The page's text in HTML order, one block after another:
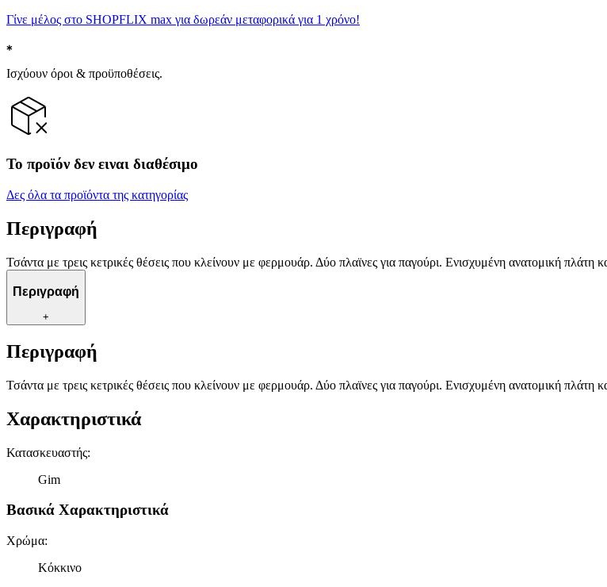
Γίνε μέλος στο SHOPFLIX max για δωρεάν μεταφορικά για 1 χρόνο!
Ισχύουν όροι & προϋποθέσεις.
Το προϊόν δεν ειναι διαθέσιμο
Δες όλα τα προϊόντα της κατηγορίας
Περιγραφή
Τσάντα με τρεις κετρικές θέσεις που κλείνουν με φερμουάρ. Δύο πλαϊνες για παγούρι. Ενισχυμένη ανατομική πλάτη
Περιγραφή
+
Περιγραφή
Τσάντα με τρεις κετρικές θέσεις που κλείνουν με φερμουάρ. Δύο πλαϊνες για παγούρι. Ενισχυμένη ανατομική πλάτη
Χαρακτηριστικά
Κατασκευαστής:
Gim
Βασικά Χαρακτηριστικά
Χρώμα:
Κόκκινο